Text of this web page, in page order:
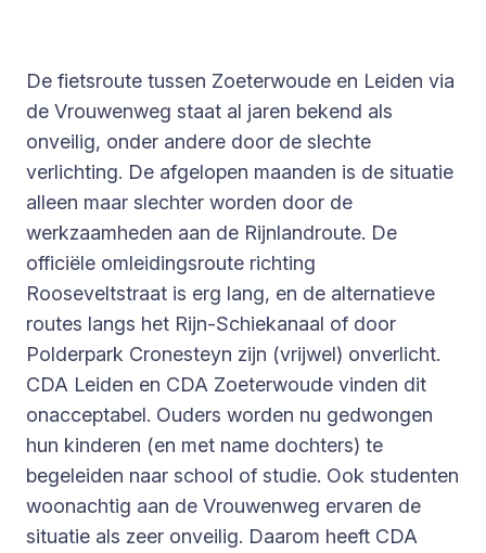
De fietsroute tussen Zoeterwoude en Leiden via
de Vrouwenweg staat al jaren bekend als
onveilig, onder andere door de slechte
verlichting. De afgelopen maanden is de situatie
alleen maar slechter worden door de
werkzaamheden aan de Rijnlandroute. De
officiële omleidingsroute richting
Rooseveltstraat is erg lang, en de alternatieve
routes langs het Rijn-Schiekanaal of door
Polderpark Cronesteyn zijn (vrijwel) onverlicht.
CDA Leiden en CDA Zoeterwoude vinden dit
onacceptabel. Ouders worden nu gedwongen
hun kinderen (en met name dochters) te
begeleiden naar school of studie. Ook studenten
woonachtig aan de Vrouwenweg ervaren de
situatie als zeer onveilig. Daarom heeft CDA